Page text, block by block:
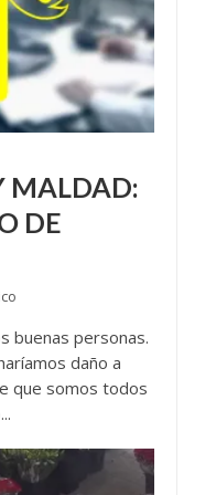
MALDAD:
DE
buenas personas.
daño a
que somos todos